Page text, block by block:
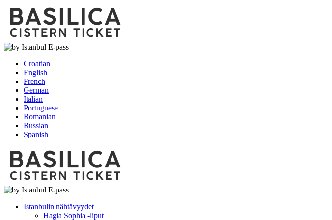
Croatian
English
French
German
Italian
Portuguese
Romanian
Russian
Spanish
Istanbulin nähtävyydet
Hagia Sophia -liput